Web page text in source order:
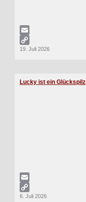
WhatsApp
Email
Copy
19. Juli 2026
Lucky ist ein Glückspilz
WhatsApp
Email
Copy
6. Juli 2026